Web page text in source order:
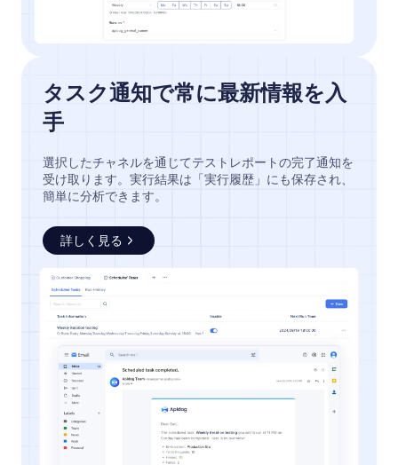
タスク通知で常に最新情報を入
手
選択したチャネルを通じてテストレポートの完了通知を
受け取ります。実行結果は「実行履歴」にも保存され、
簡単に分析できます。
詳しく見る